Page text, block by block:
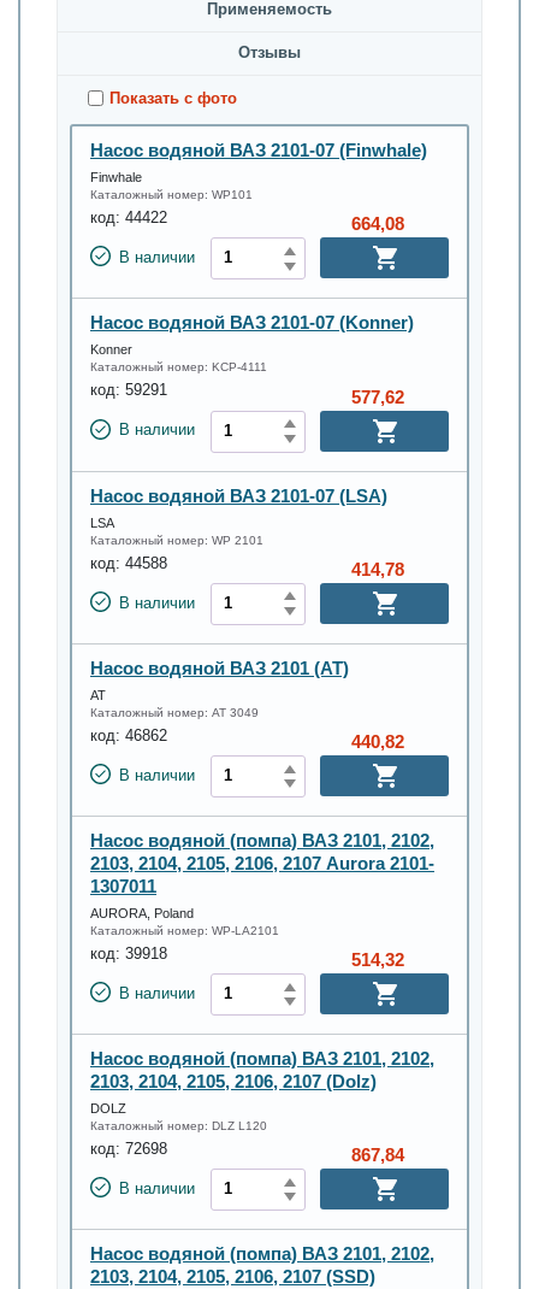
Применяемость
Oтзывы
Показать с фото
Насос водяной ВАЗ 2101-07 (Finwhale)
Finwhale
Каталожный номер: WP101
код: 44422
В наличии
664,08
Насос водяной ВАЗ 2101-07 (Konner)
Konner
Каталожный номер: KCP-4111
код: 59291
В наличии
577,62
Насос водяной ВАЗ 2101-07 (LSA)
LSA
Каталожный номер: WP 2101
код: 44588
В наличии
414,78
Насос водяной ВАЗ 2101 (AT)
АТ
Каталожный номер: AT 3049
код: 46862
В наличии
440,82
Насос водяной (помпа) ВАЗ 2101, 2102,
2103, 2104, 2105, 2106, 2107 Aurora 2101-
1307011
AURORA, Poland
Каталожный номер: WP-LA2101
код: 39918
В наличии
514,32
Насос водяной (помпа) ВАЗ 2101, 2102,
2103, 2104, 2105, 2106, 2107 (Dolz)
DOLZ
Каталожный номер: DLZ L120
код: 72698
В наличии
867,84
Насос водяной (помпа) ВАЗ 2101, 2102,
2103, 2104, 2105, 2106, 2107 (SSD)